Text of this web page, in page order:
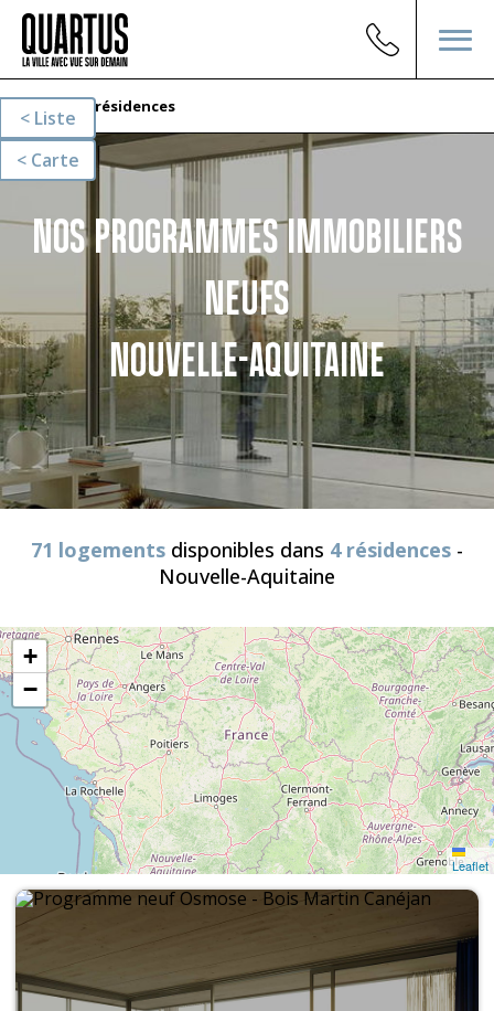
Nos résidences
NOS PROGRAMMES IMMOBILIERS
NEUFS
NOUVELLE-AQUITAINE
71 logements disponibles dans 4 résidences -
Nouvelle-Aquitaine
Liste
Carte
+
−
Leaflet